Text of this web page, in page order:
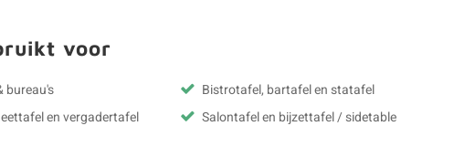
voor
bureau's
en vergadertafel
Bistrotafel, bartafel en statafel
Salontafel en bijzettafel / sidetable